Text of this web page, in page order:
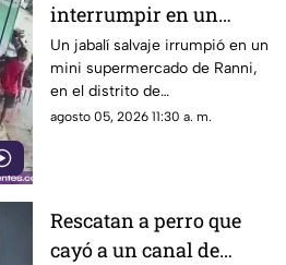
interrumpir en un
comercio y embiste a
un hombre
Un jabalí salvaje irrumpió en un
mini supermercado de Ranni,
en el distrito de
Pathanamthitta, Kerala, India,
agosto 05, 2026 11:30 a. m.
Rescatan a perro que
cayó a un canal de